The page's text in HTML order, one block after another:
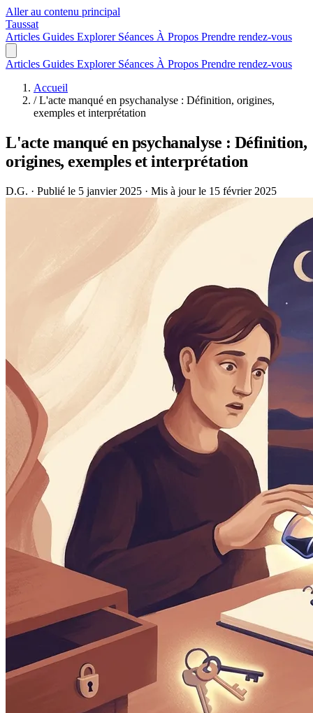
Aller au contenu principal
Taussat
Articles Guides Explorer Séances À Propos Prendre rendez-vous
Articles Guides Explorer Séances À Propos Prendre rendez-vous
Accueil
/ L'acte manqué en psychanalyse : Définition, origines,
exemples et interprétation
L'acte manqué en psychanalyse : Définition,
origines, exemples et interprétation
D.G. · Publié le 5 janvier 2025 · Mis à jour le 15 février 2025